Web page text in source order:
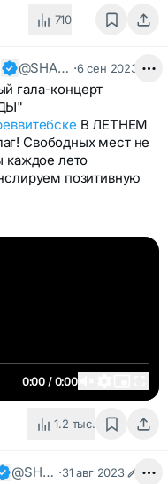
710
@SHANSONTV ·6 сен 2023
гала-концерт
В ЛЕТНЕМ
Свободных мест не
каждое лето
позитивную
0:00 / 0:00
1.2 тыс.
@SHANSONTV ·31 авг 2023